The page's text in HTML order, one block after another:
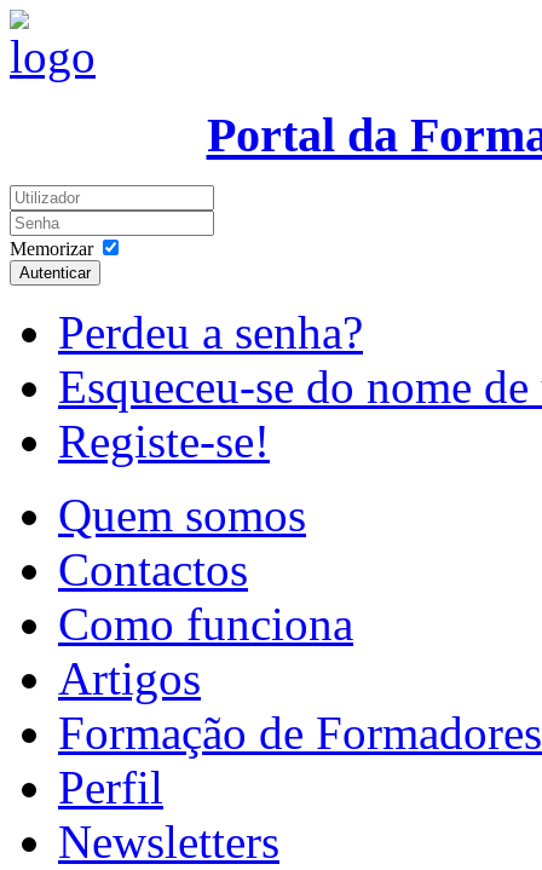
Portal da
Memorizar
Autenticar
Perdeu a senha?
Esqueceu-se do nome
Registe-se!
Quem somos
Contactos
Como funciona
Artigos
Formação de Formadores
Perfil
Newsletters